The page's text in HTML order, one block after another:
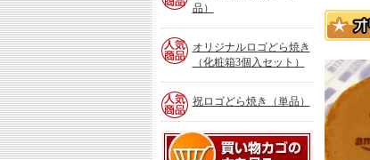
品）
オリジナルロゴどら焼き
（化粧箱3個入セット）
祝ロゴどら焼き（単品）
買
い